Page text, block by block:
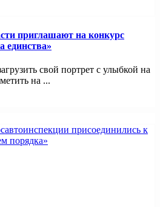
приглашают на конкурс
единства»
свой портрет с улыбкой на
на ...